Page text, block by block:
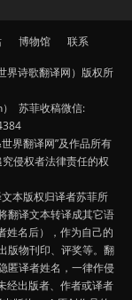
博物馆 联系
界诗歌翻译网）版权所
） 苏菲收稿微信:
界翻译网”及作品所有
侵权者法律责任的权
本版权归译者苏菲所
翻译文本转译成其它语
姓名后），作为自己的
版物刊印、评奖等。翻
匿译者姓名，一律作侵
经出版者、作者或译者